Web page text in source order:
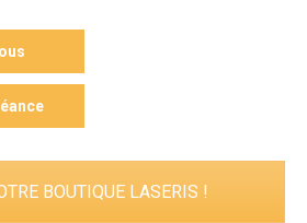
BOUTIQUE LASERIS !